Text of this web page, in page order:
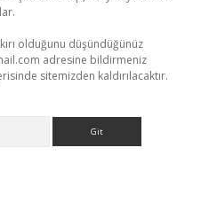
olduğunu düşündüğünüz
adresine bildirmeniz
sitemizden kaldırılacaktır.